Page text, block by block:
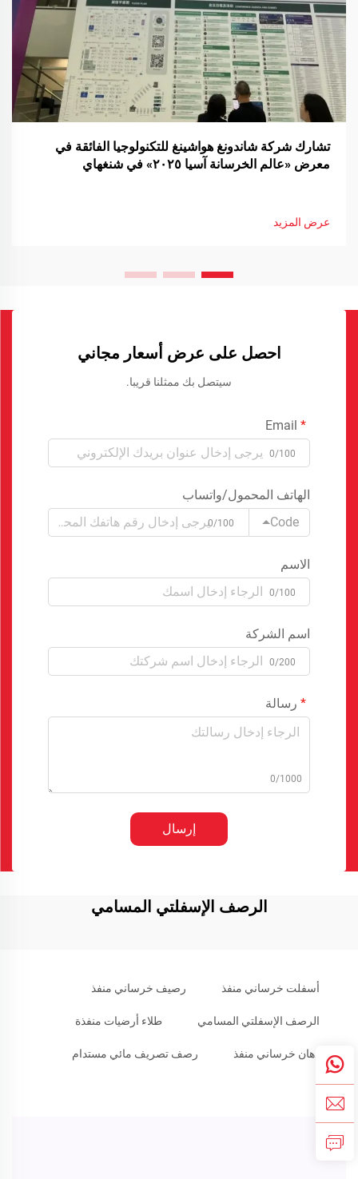
تشارك شركة شاندونغ هواشينغ للتكنولوجيا الفائقة في
معرض «عالم الخرسانة آسيا ٢٠٢٥» في شنغهاي
عرض المزيد
احصل على عرض أسعار مجاني
سيتصل بك ممثلنا قريبا.
0/100
الهاتف المحمول/واتساب
Code
0/100
الاسم
0/100
اسم الشركة
0/200
رسالة
0/1000
إرسال
الرصف الإسفلتي المسامي
أسفلت خرساني منفذ رصيف خرساني منفذ
الرصف الإسفلتي المسامي طلاء أرضيات منفذة
دهان خرساني منفذ رصف تصريف مائي مستدام